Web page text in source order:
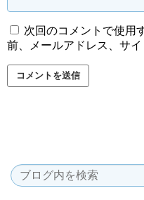
次回のコメントで使用
前、メールアドレス、サイ